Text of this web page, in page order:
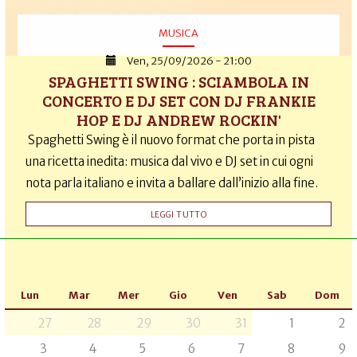
MUSICA
Ven, 25/09/2026 - 21:00
SPAGHETTI SWING : SCIAMBOLA IN
CONCERTO E DJ SET CON DJ FRANKIE
HOP E DJ ANDREW ROCKIN'
Spaghetti Swing è il nuovo format che porta in pista
una ricetta inedita: musica dal vivo e DJ set in cui ogni
nota parla italiano e invita a ballare dall’inizio alla fine.
LEGGI TUTTO
Lun Mar Mer Gio Ven Sab Dom
27 28 29 30 31 1
2
3
4 5 6 7 8 9